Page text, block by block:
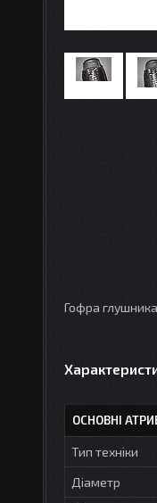
Гофра
ОСНОВНІ
Тип техніки
Діаметр